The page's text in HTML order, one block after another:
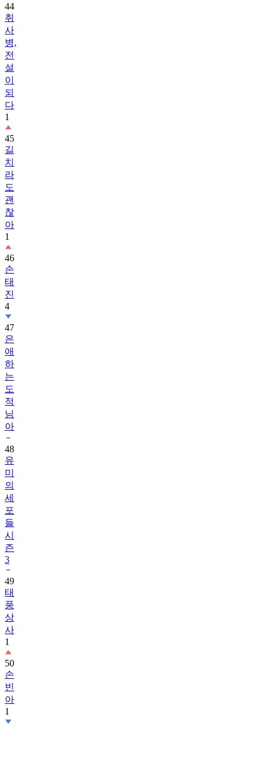
44
취
사
병,
전
설
이
되
다
1
45
길
치
라
도
괜
찮
아
1
46
손
태
진
4
47
은
애
하
는
도
적
님
아
48
유
미
의
세
포
들
시
즌
3
49
태
풍
상
사
1
50
손
빈
아
1